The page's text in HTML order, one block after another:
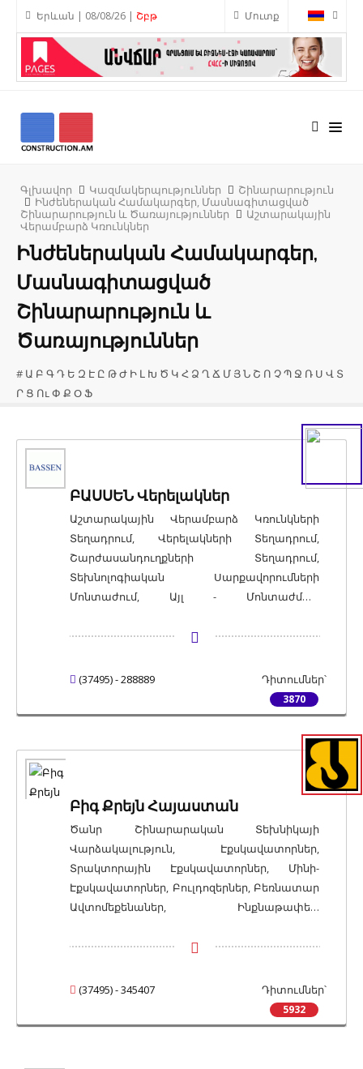
Մուտք
Երևան | 08/08/26 | Շբթ
Գլխավոր Կազմակերպություններ
Շինարարություն
Ինժեներական Համակարգեր, Մասնագիտացված
Շինարարություն և Ծառայություններ
Աշտարակային
Վերամբարձ Կռունկներ
Ինժեներական Համակարգեր,
Մասնագիտացված
Շինարարություն և
Ծառայություններ
# Ա Բ ԳԴ Ե Զ Է Ը ԹԺ Ի Լ Խ Ծ Կ Հ Ձ ՂՃ Մ ՅՆ Շ Ո ՉՊ Ջ Ռ Ս Վ Տ
Ր Ց ՈւՓ Ք ՕՖ
ԲԱՍՍԵՆ Վերելակներ
Աշտարակային Վերամբարձ Կռունկների
Տեղադրում, Վերելակների Տեղադրում,
Շարժասանդուղքների Տեղադրում,
Տեխնոլոգիական Սարքավորումների
Մոնտաժում, Այլ - Մոնտաժման
Դիտումներ՝
3870
(37495) - 288889
Բիգ Քրեյն Հայաստան
Ծանր Շինարարական Տեխնիկայի
Վարձակալություն, Էքսկավատորներ,
Տրակտորային Էքսկավատորներ, Մինի-
Էքսկավատորներ, Բուլդոզերներ, Բեռնատար
Ավտոմեքենաներ, Ինքնաթափեր,
Ավտոբետոնապոմպեր, Աշտարակային
Աշտարակային Ամբարձիչներ
Դիտումներ՝
5932
(37495) - 345407